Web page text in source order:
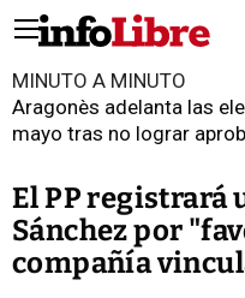
MINUTO A MINUTO
Aragonès adelanta las
mayo tras no lograr
El PP registrará
Sánchez por
compañía